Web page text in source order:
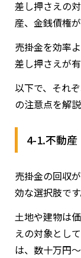
差し押さえの
産、金銭債権が
売掛金を効率
差し押さえが有
以下で、それ
の注意点を解説
4-1.不動産
売掛金の回収
効な選択肢です
土地や建物は
えの対象とし
は、数十万円